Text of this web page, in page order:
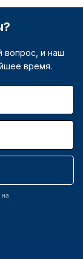
вопрос, и наш
время.
на